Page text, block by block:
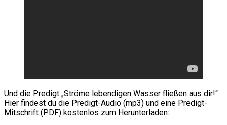
Und die Predigt „Ströme lebendigen Wasser fließen aus dir!“
Hier findest du die Predigt-Audio (mp3) und eine Predigt-
Mitschrift (PDF) kostenlos zum Herunterladen: